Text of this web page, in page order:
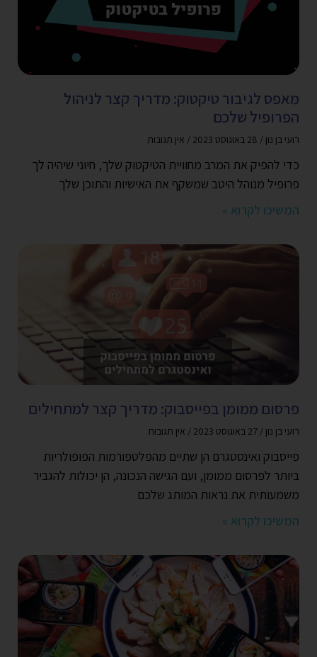
מאפס לגיבור טיקטוק: מדריך קצר לניהול
הפרופיל שלכם
רועי בן נון אין תגובות
כדי להפיק את המרב מחוויית הטיקטוק שלך, חיוני שיהיה לך
פרופיל מנוהל היטב שמשקף את האישיות והתוכן שלך
המשיכו לקרוא »
פרסום ממומן בפייסבוק: מדריך קצר למתחילים
רועי בן נון אין תגובות
פייסבוק ואינסטגרם הן שתיים מהפלטפורמות הפופולריות
ביותר לפרסום ממומן, ועם הגישה הנכונה, הן יכולות להגביר
משמעותית את נראות המותג שלכם
המשיכו לקרוא »